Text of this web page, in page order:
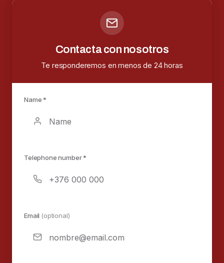
Contacta con nosotros
Te responderemos en menos de 24 horas
Name *
Telephone number *
Email (optional)